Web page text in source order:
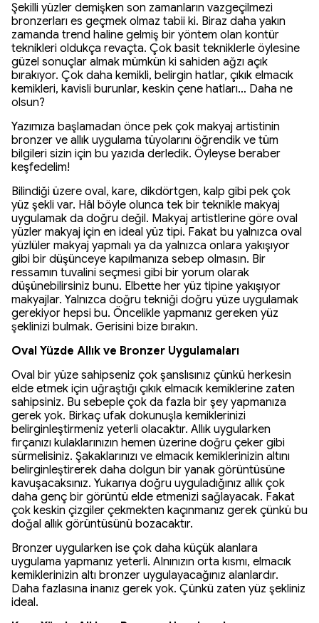
Şekilli yüzler demişken son zamanların vazgeçilmezi
bronzerları es geçmek olmaz tabii ki. Biraz daha yakın
zamanda trend haline gelmiş bir yöntem olan kontür
teknikleri oldukça revaçta. Çok basit tekniklerle öylesine
güzel sonuçlar almak mümkün ki sahiden ağzı açık
bırakıyor. Çok daha kemikli, belirgin hatlar, çıkık elmacık
kemikleri, kavisli burunlar, keskin çene hatları… Daha ne
olsun?
Yazımıza başlamadan önce pek çok makyaj artistinin
bronzer ve allık uygulama tüyolarını öğrendik ve tüm
bilgileri sizin için bu yazıda derledik. Öyleyse beraber
keşfedelim!
Bilindiği üzere oval, kare, dikdörtgen, kalp gibi pek çok
yüz şekli var. Hâl böyle olunca tek bir teknikle makyaj
uygulamak da doğru değil. Makyaj artistlerine göre oval
yüzler makyaj için en ideal yüz tipi. Fakat bu yalnızca oval
yüzlüler makyaj yapmalı ya da yalnızca onlara yakışıyor
gibi bir düşünceye kapılmanıza sebep olmasın. Bir
ressamın tuvalini seçmesi gibi bir yorum olarak
düşünebilirsiniz bunu. Elbette her yüz tipine yakışıyor
makyajlar. Yalnızca doğru tekniği doğru yüze uygulamak
gerekiyor hepsi bu. Öncelikle yapmanız gereken yüz
şeklinizi bulmak. Gerisini bize bırakın.
Oval Yüzde Allık ve Bronzer Uygulamaları
Oval bir yüze sahipseniz çok şanslısınız çünkü herkesin
elde etmek için uğraştığı çıkık elmacık kemiklerine zaten
sahipsiniz. Bu sebeple çok da fazla bir şey yapmanıza
gerek yok. Birkaç ufak dokunuşla kemiklerinizi
belirginleştirmeniz yeterli olacaktır. Allık uygularken
fırçanızı kulaklarınızın hemen üzerine doğru çeker gibi
sürmelisiniz. Şakaklarınızı ve elmacık kemiklerinizin altını
belirginleştirerek daha dolgun bir yanak görüntüsüne
kavuşacaksınız. Yukarıya doğru uyguladığınız allık çok
daha genç bir görüntü elde etmenizi sağlayacak. Fakat
çok keskin çizgiler çekmekten kaçınmanız gerek çünkü bu
doğal allık görüntüsünü bozacaktır.
Bronzer uygularken ise çok daha küçük alanlara
uygulama yapmanız yeterli. Alnınızın orta kısmı, elmacık
kemiklerinizin altı bronzer uygulayacağınız alanlardır.
Daha fazlasına inanız gerek yok. Çünkü zaten yüz şekliniz
ideal.